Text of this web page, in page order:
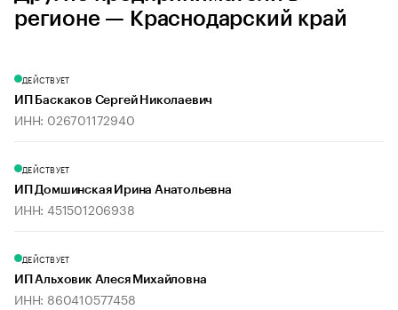
регионе — Краснодарский край
ДЕЙСТВУЕТ
ИП Баскаков Сергей Николаевич
ИНН: 026701172940
ДЕЙСТВУЕТ
ИП Домшинская Ирина Анатольевна
ИНН: 451501206938
ДЕЙСТВУЕТ
ИП Альховик Алеся Михайловна
ИНН: 860410577458